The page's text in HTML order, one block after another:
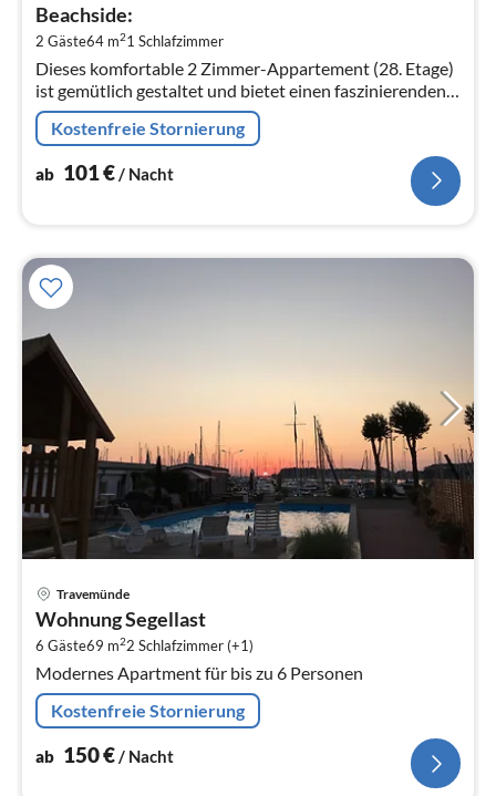
Beachside:
2 Gäste64 m21 Schlafzimmer
Dieses komfortable 2 Zimmer-Appartement (28. Etage)
ist gemütlich gestaltet und bietet einen faszinierenden
Panoramablick auf den Strand, das Meer und die
Lübecker Bucht.
Kostenfreie Stornierung
ab 101€/ Nacht
Travemünde
Wohnung Segellast
6 Gäste69 m22 Schlafzimmer (+1)
Modernes Apartment für bis zu 6 Personen
Kostenfreie Stornierung
ab 150€/ Nacht